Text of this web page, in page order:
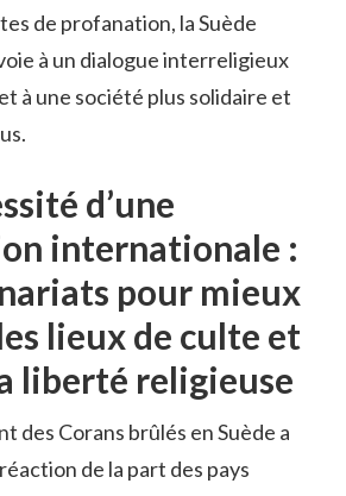
de ‍profanation, la Suède
⁢à un‍ dialogue⁤ interreligieux
à une​ société plus solidaire et
d’une
internationale :
pour mieux
lieux de culte et
liberté religieuse
des Corans brûlés ⁤en Suède a
de la part des pays